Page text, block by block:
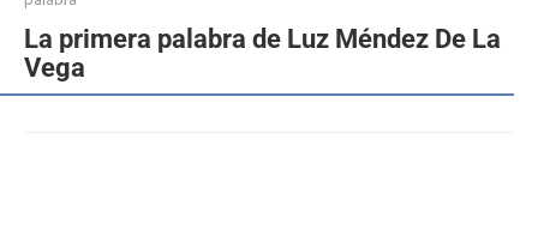
La primera palabra de Luz Méndez De La
Vega